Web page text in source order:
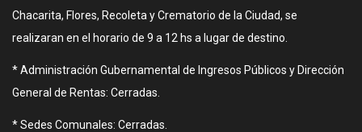
Chacarita, Flores, Recoleta y Crematorio de la Ciudad, se
realizaran en el horario de 9 a 12 hs a lugar de destino.
* Administración Gubernamental de Ingresos Públicos y Dirección
General de Rentas: Cerradas.
* Sedes Comunales: Cerradas.